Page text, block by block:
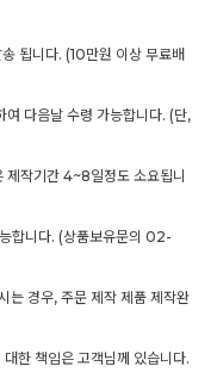
됩니다. (10만원 이상 무료배
여 다음날 수령 가능합니다. (단,
제작기간 4~8일정도 소요됩니
합니다. (상품보유문의 02-
는 경우, 주문 제작 제품 제작완
한 책임은 고객님께 있습니다.